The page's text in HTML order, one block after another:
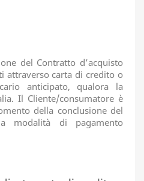
del Contratto d’acquisto
attraverso carta di credito o
anticipato, qualora la
Il Cliente/consumatore è
della conclusione del
modalità di pagamento